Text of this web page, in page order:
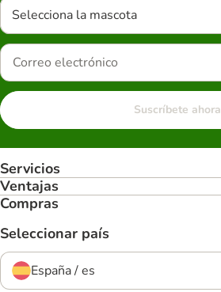
Selecciona la mascota
Suscríbete ahora
Servicios
Ventajas
Compras
Seleccionar país
España / es